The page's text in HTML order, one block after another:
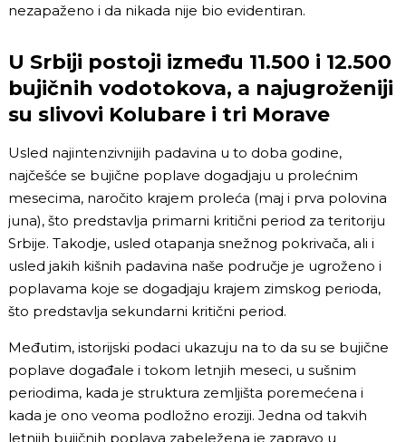
nezapaženo i da nikada nije bio evidentiran.
U Srbiji postoji između 11.500 i 12.500
bujičnih vodotokova, a najugroženiji
su slivovi Kolubare i tri Morave
Usled najintenzivnijih padavina u to doba godine,
najčešće se bujične poplave dogadjaju u prolećnim
mesecima, naročito krajem proleća (maj i prva polovina
juna), što predstavlja primarni kritični period za teritoriju
Srbije. Takodje, usled otapanja snežnog pokrivača, ali i
usled jakih kišnih padavina naše područje je ugroženo i
poplavama koje se dogadjaju krajem zimskog perioda,
što predstavlja sekundarni kritični period.
Međutim, istorijski podaci ukazuju na to da su se bujične
poplave događale i tokom letnjih meseci, u sušnim
periodima, kada je struktura zemljišta poremećena i
kada je ono veoma podložno eroziji. Jedna od takvih
letnjih bujičnih poplava zabeležena je zapravo u